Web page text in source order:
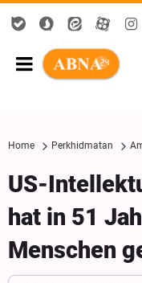
Home Perkhidmatan
US-
hat in 51
Menschen